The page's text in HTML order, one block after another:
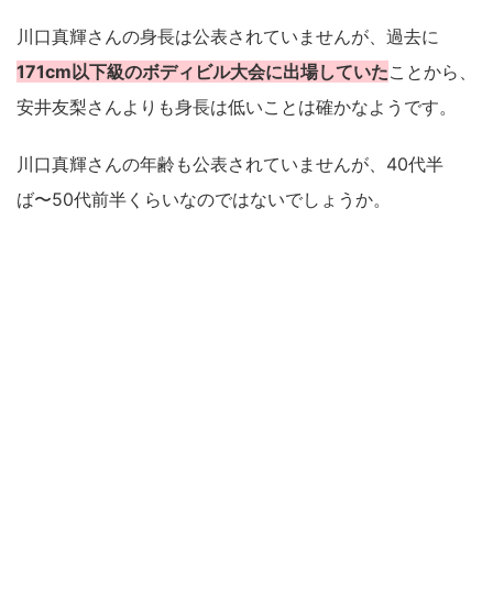
川口真輝さんの身長は公表されていませんが、過去に
171cm以下級のボディビル大会に出場していたことから、
安井友梨さんよりも身長は低いことは確かなようです。
川口真輝さんの年齢も公表されていませんが、40代半
ば〜50代前半くらいなのではないでしょうか。